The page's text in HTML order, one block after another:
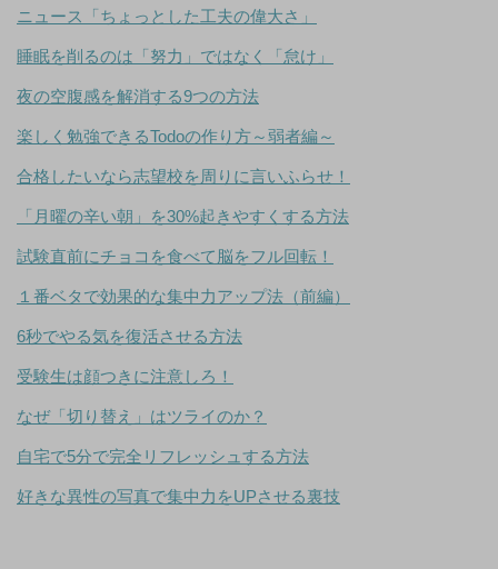
ニュース「ちょっとした工夫の偉大さ」
睡眠を削るのは「努力」ではなく「怠け」
夜の空腹感を解消する9つの方法
楽しく勉強できるTodoの作り方～弱者編～
合格したいなら志望校を周りに言いふらせ！
「月曜の辛い朝」を30%起きやすくする方法
試験直前にチョコを食べて脳をフル回転！
１番ベタで効果的な集中力アップ法（前編）
6秒でやる気を復活させる方法
受験生は顔つきに注意しろ！
なぜ「切り替え」はツライのか？
自宅で5分で完全リフレッシュする方法
好きな異性の写真で集中力をUPさせる裏技